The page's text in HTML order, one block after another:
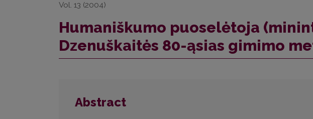
Vol. 13 (2004)
Humaniškumo puoselėtoja
Dzenuškaitės 80-ąsias gimimo
Abstract